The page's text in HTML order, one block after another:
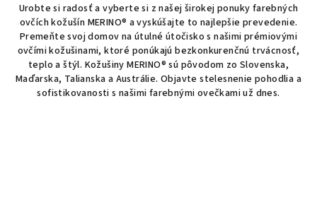
a
c
i
e
p
r
a
n
i
e
Urobte si radosť a vyberte si z našej širokej ponuky farebných
ovčích kožušín MERINO® a vyskúšajte to najlepšie prevedenie.
Premeňte svoj domov na útulné útočisko s našimi prémiovými
ovčími kožušinami, ktoré ponúkajú bezkonkurenčnú trvácnosť,
teplo a štýl. Kožušiny MERINO® sú pôvodom zo Slovenska,
Maďarska, Talianska a Austrálie. Objavte stelesnenie pohodlia a
sofistikovanosti s našimi farebnými ovečkami už dnes.